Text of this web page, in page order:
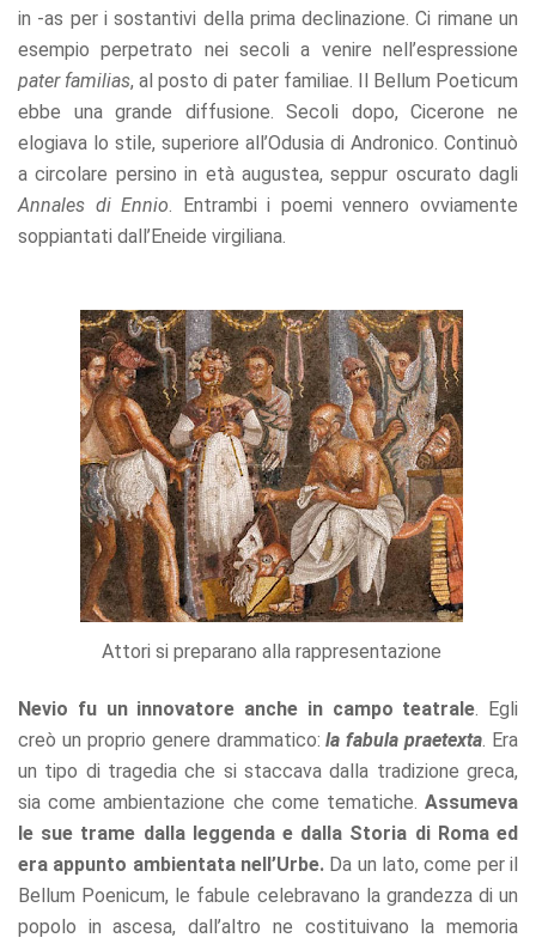
in -as per i sostantivi della prima declinazione. Ci rimane un
esempio perpetrato nei secoli a venire nell’espressione
pater familias, al posto di pater familiae. Il Bellum Poeticum
ebbe una grande diffusione. Secoli dopo, Cicerone ne
elogiava lo stile, superiore all’Odusia di Andronico. Continuò
a circolare persino in età augustea, seppur oscurato dagli
Annales di Ennio . Entrambi i poemi vennero ovviamente
soppiantati dall’Eneide virgiliana.
Attori si preparano alla rappresentazione
Nevio fu un innovatore anche in campo teatrale . Egli
creò un proprio genere drammatico:la fabula praetexta . Era
un tipo di tragedia che si staccava dalla tradizione greca,
sia come ambientazione che come tematiche. Assumeva
le sue trame dalla leggenda e dalla Storia di Roma ed
era appunto ambientata nell’Urbe. Da un lato, come per il
Bellum Poenicum, le fabule celebravano la grandezza di un
popolo in ascesa, dall’altro ne costituivano la memoria